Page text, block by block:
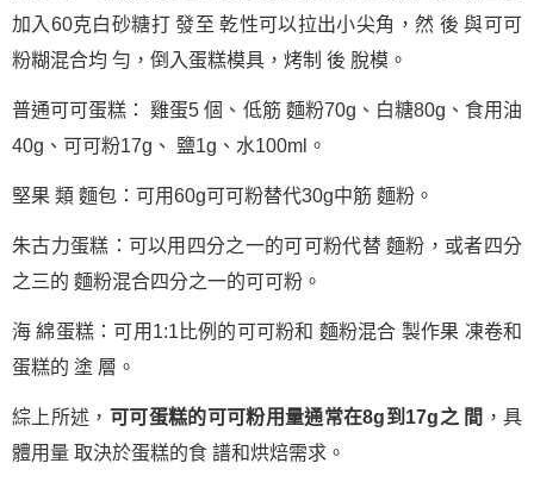
加入60克白砂糖打 發至 乾性可以拉出小尖角，然 後 與可可
粉糊混合均 勻，倒入蛋糕模具，烤制 後 脫模。
普通可可蛋糕： 雞蛋5 個、低筋 麵粉70g、白糖80g、食用油
40g、可可粉17g、 鹽1g、水100ml。
堅果 類 麵包：可用60g可可粉替代30g中筋 麵粉。
朱古力蛋糕：可以用四分之一的可可粉代替 麵粉，或者四分
之三的 麵粉混合四分之一的可可粉。
海 綿蛋糕：可用1:1比例的可可粉和 麵粉混合 製作果 凍卷和
蛋糕的 塗 層。
綜上所述， 可可蛋糕的可可粉用量通常在8g到17g之 間 ，具
體用量 取決於蛋糕的食 譜和烘焙需求。